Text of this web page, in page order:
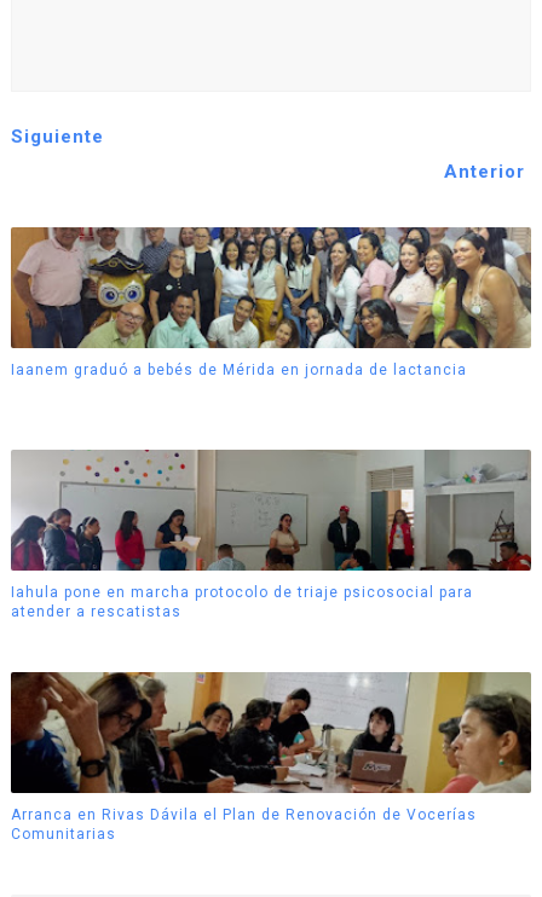
Siguiente
Anterior
Iaanem graduó a bebés de Mérida en jornada de lactancia
Iahula pone en marcha protocolo de triaje psicosocial para
atender a rescatistas
Arranca en Rivas Dávila el Plan de Renovación de Vocerías
Comunitarias